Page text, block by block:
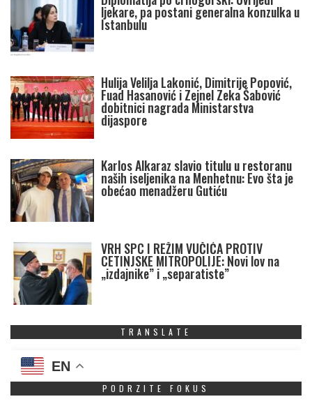
ljekare, pa postani generalna konzulka u
Istanbulu
Hulija Velilja Lakonić, Dimitrije Popović,
Fuad Hasanović i Zejnel Zeka Šabović
dobitnici nagrada Ministarstva
dijaspore
Karlos Alkaraz slavio titulu u restoranu
naših iseljenika na Menhetnu: Evo šta je
obećao menadžeru Gutiću
VRH SPC I REŽIM VUČIĆA PROTIV
CETINJSKE MITROPOLIJE: Novi lov na
„izdajnike” i „separatiste”
TRANSLATE
EN
PODRZITE FOKUS